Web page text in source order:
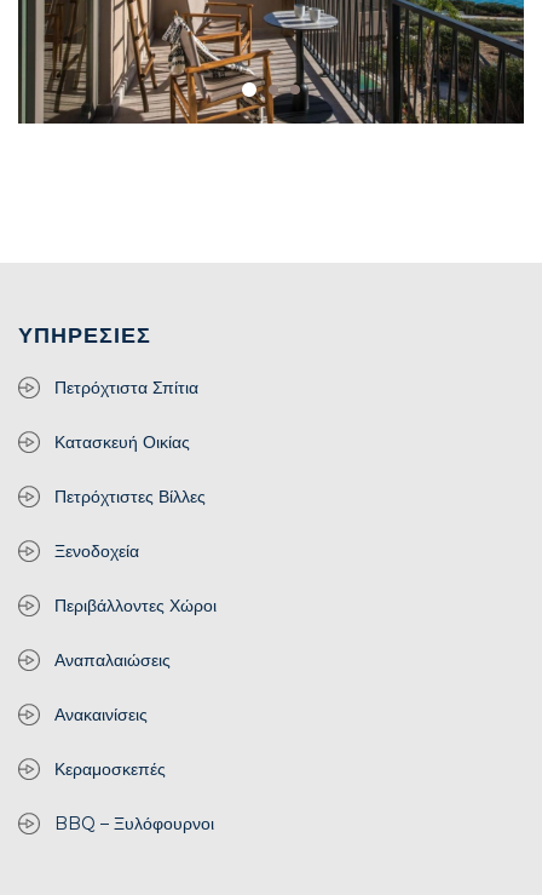
ΥΠΗΡΕΣΊΕΣ
Πετρόχτιστα Σπίτια
Κατασκευή Οικίας
Πετρόχτιστες Βίλλες
Ξενοδοχεία
Περιβάλλοντες Χώροι
Αναπαλαιώσεις
Ανακαινίσεις
Κεραμοσκεπές
BBQ – Ξυλόφουρνοι